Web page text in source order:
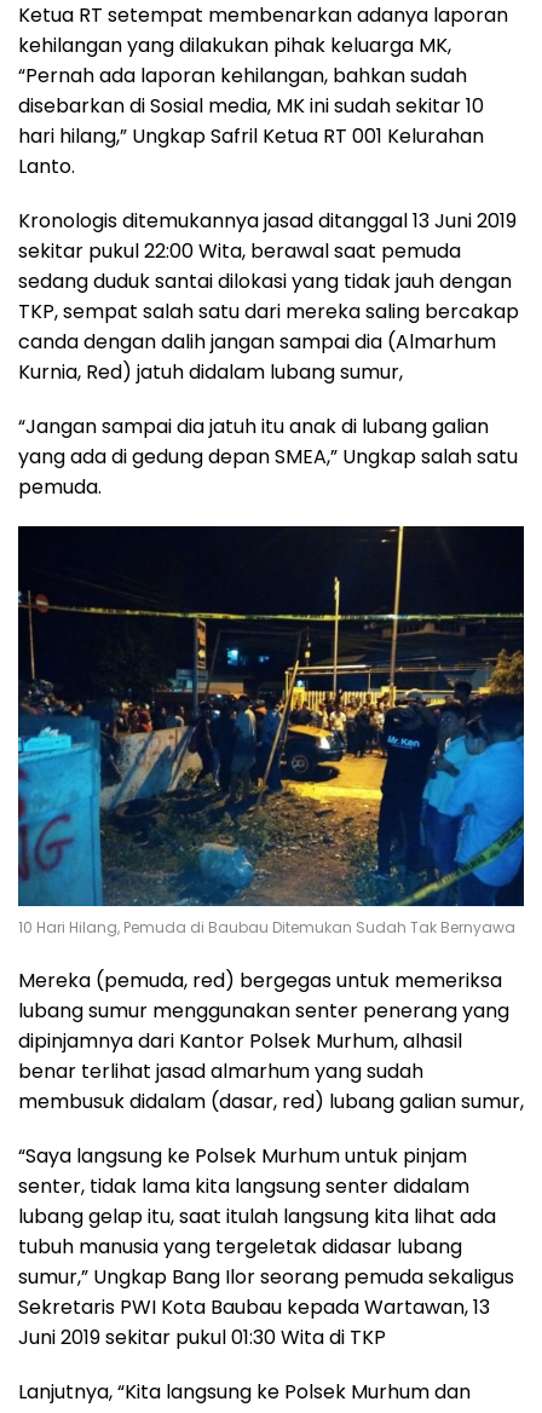
Ketua RT setempat membenarkan adanya laporan
kehilangan yang dilakukan pihak keluarga MK,
“Pernah ada laporan kehilangan, bahkan sudah
disebarkan di Sosial media, MK ini sudah sekitar 10
hari hilang,” Ungkap Safril Ketua RT 001 Kelurahan
Lanto.
Kronologis ditemukannya jasad ditanggal 13 Juni 2019
sekitar pukul 22:00 Wita, berawal saat pemuda
sedang duduk santai dilokasi yang tidak jauh dengan
TKP, sempat salah satu dari mereka saling bercakap
canda dengan dalih jangan sampai dia (Almarhum
Kurnia, Red) jatuh didalam lubang sumur,
“Jangan sampai dia jatuh itu anak di lubang galian
yang ada di gedung depan SMEA,” Ungkap salah satu
pemuda.
10 Hari Hilang, Pemuda di Baubau Ditemukan Sudah Tak Bernyawa
Mereka (pemuda, red) bergegas untuk memeriksa
lubang sumur menggunakan senter penerang yang
dipinjamnya dari Kantor Polsek Murhum, alhasil
benar terlihat jasad almarhum yang sudah
membusuk didalam (dasar, red) lubang galian sumur,
“Saya langsung ke Polsek Murhum untuk pinjam
senter, tidak lama kita langsung senter didalam
lubang gelap itu, saat itulah langsung kita lihat ada
tubuh manusia yang tergeletak didasar lubang
sumur,” Ungkap Bang Ilor seorang pemuda sekaligus
Sekretaris PWI Kota Baubau kepada Wartawan, 13
Juni 2019 sekitar pukul 01:30 Wita di TKP
Lanjutnya, “Kita langsung ke Polsek Murhum dan